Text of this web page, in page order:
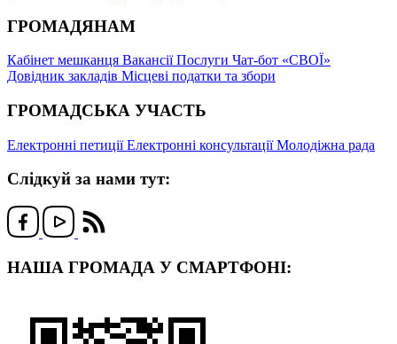
ГРОМАДЯНАМ
Кабінет мешканця ВакансіїПослуги Чат-бот «СВОЇ»
Довідник закладів Місцеві податки та збори
ГРОМАДСЬКА УЧАСТЬ
Електронні петиціїЕлектронні консультаціїМолодіжна рада
Слідкуй за нами тут:
НАША ГРОМАДА У СМАРТФОНІ: